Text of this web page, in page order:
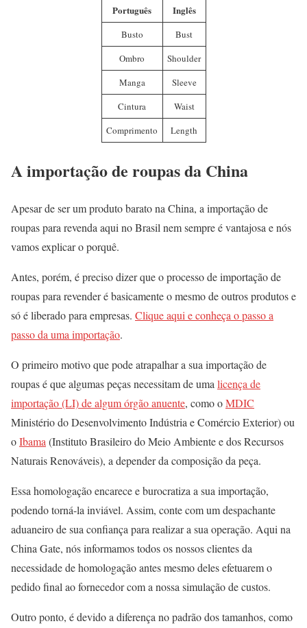
Português Inglês
Busto
Bust
Ombro
Shoulder
Manga
Sleeve
Cintura
Waist
Comprimento
Length
A importação de roupas da China
Apesar de ser um produto barato na China, a importação de
roupas para revenda aqui no Brasil nem sempre é vantajosa e nós
vamos explicar o porquê.
Antes, porém, é preciso dizer que o processo de importação de
roupas para revender é basicamente o mesmo de outros produtos e
só é liberado para empresas. Clique aqui e conheça o passo a
passo da uma importação.
O primeiro motivo que pode atrapalhar a sua importação de
roupas é que algumas peças necessitam de uma licença de
importação (LI) de algum órgão anuente, como oMDIC
Ministério do Desenvolvimento Indústria e Comércio Exterior) ou
oIbama (Instituto Brasileiro do Meio Ambiente e dos Recursos
Naturais Renováveis), a depender da composição da peça.
Essa homologação encarece e burocratiza a sua importação,
podendo torná-la inviável. Assim, conte com um despachante
aduaneiro de sua confiança para realizar a sua operação. Aqui na
China Gate, nós informamos todos os nossos clientes da
necessidade de homologação antes mesmo deles efetuarem o
pedido final ao fornecedor com a nossa simulação de custos.
Outro ponto, é devido a diferença no padrão dos tamanhos, como